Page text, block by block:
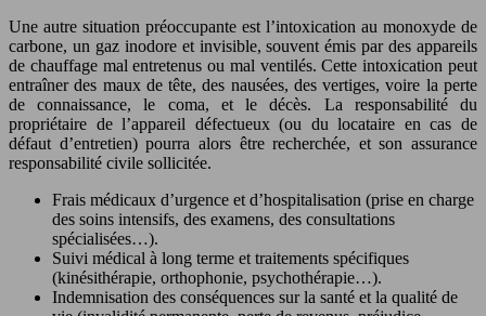
Une autre situation préoccupante est l’intoxication au monoxyde de
carbone, un gaz inodore et invisible, souvent émis par des appareils
de chauffage mal entretenus ou mal ventilés. Cette intoxication peut
entraîner des maux de tête, des nausées, des vertiges, voire la perte
de connaissance, le coma, et le décès. La responsabilité du
propriétaire de l’appareil défectueux (ou du locataire en cas de
défaut d’entretien) pourra alors être recherchée, et son assurance
responsabilité civile sollicitée.
Frais médicaux d’urgence et d’hospitalisation (prise en charge
des soins intensifs, des examens, des consultations
spécialisées…).
Suivi médical à long terme et traitements spécifiques
(kinésithérapie, orthophonie, psychothérapie…).
Indemnisation des conséquences sur la santé et la qualité de